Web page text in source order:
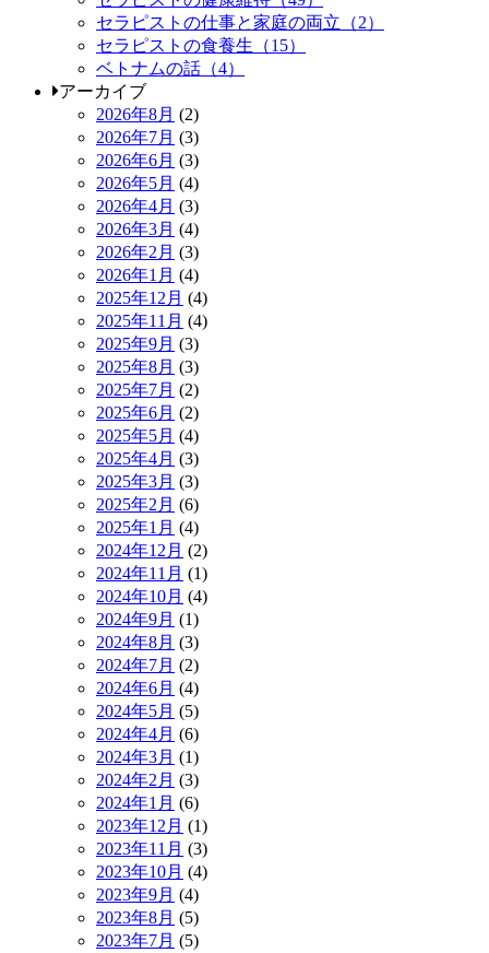
セラピストの仕事と家庭の両立（2）
セラピストの食養生（15）
ベトナムの話（4）
アーカイブ
2026年8月 (2)
2026年7月 (3)
2026年6月 (3)
2026年5月 (4)
2026年4月 (3)
2026年3月 (4)
2026年2月 (3)
2026年1月 (4)
2025年12月 (4)
2025年11月 (4)
2025年9月 (3)
2025年8月 (3)
2025年7月 (2)
2025年6月 (2)
2025年5月 (4)
2025年4月 (3)
2025年3月 (3)
2025年2月 (6)
2025年1月 (4)
2024年12月 (2)
2024年11月 (1)
2024年10月 (4)
2024年9月 (1)
2024年8月 (3)
2024年7月 (2)
2024年6月 (4)
2024年5月 (5)
2024年4月 (6)
2024年3月 (1)
2024年2月 (3)
2024年1月 (6)
2023年12月 (1)
2023年11月 (3)
2023年10月 (4)
2023年9月 (4)
2023年8月 (5)
2023年7月 (5)